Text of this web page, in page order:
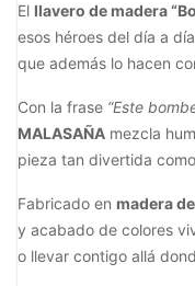
El llavero de madera
esos héroes del día a
que además lo hacen
Con la frase “Este
MALASAÑA mezcla
pieza tan divertida
Fabricado en madera
y acabado de colores
o llevar contigo allá